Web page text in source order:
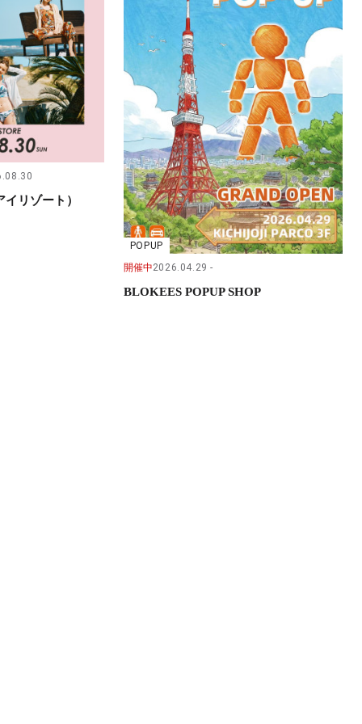
リゾート）
POPUP
開催中2026.04.29
BLOKEES POPUP SHOP